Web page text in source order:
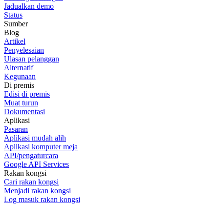
Jadualkan demo
Status
Sumber
Blog
Artikel
Penyelesaian
Ulasan pelanggan
Alternatif
Kegunaan
Di premis
Edisi di premis
Muat turun
Dokumentasi
Aplikasi
Pasaran
Aplikasi mudah alih
Aplikasi komputer meja
API/pengaturcara
Google API Services
Rakan kongsi
Cari rakan kongsi
Menjadi rakan kongsi
Log masuk rakan kongsi